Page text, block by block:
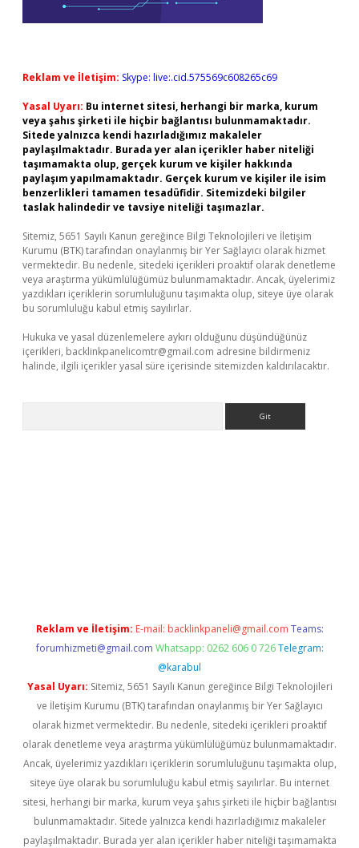
Reklam ve İletişim: Skype: live:.cid.575569c608265c69
Yasal Uyarı: Bu internet sitesi, herhangi bir marka, kurum
veya şahıs şirketi ile hiçbir bağlantısı bulunmamaktadır.
Sitede yalnızca kendi hazırladığımız makaleler
paylaşılmaktadır. Burada yer alan içerikler haber niteliği
taşımamakta olup, gerçek kurum ve kişiler hakkında
paylaşım yapılmamaktadır. Gerçek kurum ve kişiler ile isim
benzerlikleri tamamen tesadüfidir. Sitemizdeki bilgiler
taslak halindedir ve tavsiye niteliği taşımazlar.
Sitemiz, 5651 Sayılı Kanun gereğince Bilgi Teknolojileri ve İletişim
Kurumu (BTK) tarafından onaylanmış bir Yer Sağlayıcı olarak hizmet
vermektedir. Bu nedenle, sitedeki içerikleri proaktif olarak denetleme
veya araştırma yükümlülüğümüz bulunmamaktadır. Ancak, üyelerimiz
yazdıkları içeriklerin sorumluluğunu taşımakta olup, siteye üye olarak
bu sorumluluğu kabul etmiş sayılırlar.
Hukuka ve yasal düzenlemelere aykırı olduğunu düşündüğünüz
içerikleri, backlinkpanelicomtr@gmail.com adresine bildirmeniz
halinde, ilgili içerikler yasal süre içerisinde sitemizden kaldırılacaktır.
Reklam ve İletişim: E-mail: backlinkpaneli@gmail.com Teams:
forumhizmeti@gmail.com Whatsapp: 0262 606 0 726 Telegram:
@karabul
Yasal Uyarı: Sitemiz, 5651 Sayılı Kanun gereğince Bilgi Teknolojileri
ve İletişim Kurumu (BTK) tarafından onaylanmış bir Yer Sağlayıcı
olarak hizmet vermektedir. Bu nedenle, sitedeki içerikleri proaktif
olarak denetleme veya araştırma yükümlülüğümüz bulunmamaktadır.
Ancak, üyelerimiz yazdıkları içeriklerin sorumluluğunu taşımakta olup,
siteye üye olarak bu sorumluluğu kabul etmiş sayılırlar. Bu internet
sitesi, herhangi bir marka, kurum veya şahıs şirketi ile hiçbir bağlantısı
bulunmamaktadır. Sitede yalnızca kendi hazırladığımız makaleler
paylaşılmaktadır. Burada yer alan içerikler haber niteliği taşımamakta